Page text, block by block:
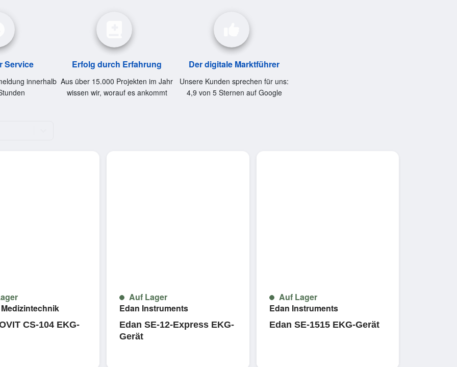
Service
innerhalb
Erfolg durch Erfahrung
Aus über 15.000 Projekten im Jahr
wissen wir, worauf es ankommt
Der digitale Marktführer
Unsere Kunden sprechen für uns:
4,9 von 5 Sternen auf Google
CS-104 EKG-
Auf Lager
Edan Instruments
Edan SE-12-Express EKG-
Gerät
Auf Lager
Edan Instruments
Edan SE-1515 EKG-Gerät